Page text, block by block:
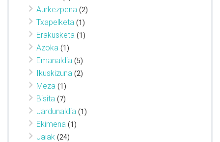
Aurkezpena (2)
Txapelketa (1)
Erakusketa (1)
Azoka (1)
Emanaldia (5)
Ikuskizuna (2)
Meza (1)
Bisita (7)
Jardunaldia (1)
Ekimena (1)
Jaiak (24)